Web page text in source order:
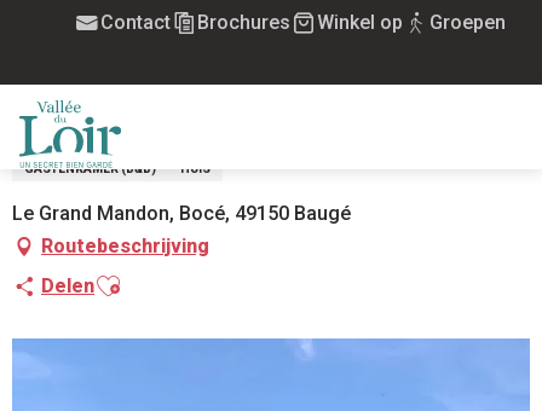
principal
Contact Brochures Winkel op Groepen
Chambres d'hôtes Le Logis De La Chouette
CHAMBRES D'HÔTES LE LOGIS DE LA
CHOUETTE
GASTENKAMER (B&B) HUIS
Le Grand Mandon, Bocé, 49150 Baugé
Routebeschrijving
DelenAjouter aux favoris